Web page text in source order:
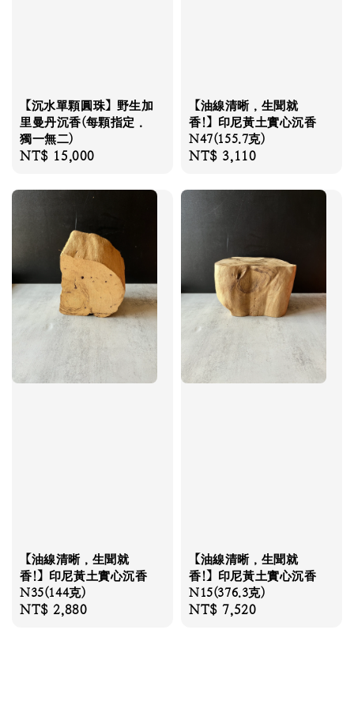
【沉水單顆圓珠】野生加
里曼丹沉香(每顆指定．
獨一無二)
Regular
NT$ 15,000
【油線清晰，生聞就
香!】印尼黃土實心沉香
N47(155.7克)
Regular
NT$ 3,110
【油線清晰，生聞就
香!】印尼黃土實心沉香
N35(144克)
Regular
NT$ 2,880
【油線清晰，生聞就
香!】印尼黃土實心沉香
N15(376.3克)
Regular
NT$ 7,520